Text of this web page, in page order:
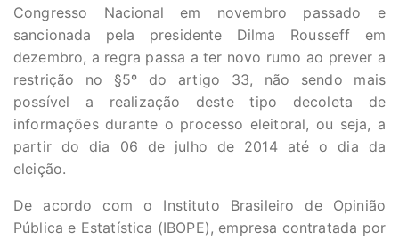
Congresso Nacional em novembro passado e
sancionada pela presidente Dilma Rousseff em
dezembro, a regra passa a ter novo rumo ao prever a
restrição no §5º do artigo 33, não sendo mais
possível a realização deste tipo decoleta de
informações durante o processo eleitoral, ou seja, a
partir do dia 06 de julho de 2014 até o dia da
eleição.
De acordo com o Instituto Brasileiro de Opinião
Pública e Estatística (IBOPE), empresa contratada por